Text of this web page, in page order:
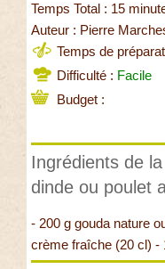
Temps Total : 15
Auteur : Pierre
Temps de
Difficulté : Facile
Budget :
Ingrédients de
dinde ou poulet
- 200 g gouda nature
crème fraîche (20 cl) -